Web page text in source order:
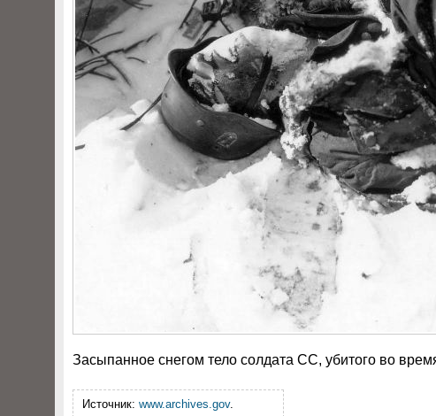
Засыпанное снегом тело солдата СС, убитого во
Источник: www.archives.gov.